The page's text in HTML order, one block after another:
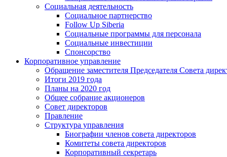
Социальная деятельность
Социальное партнерство
Follow Up Siberia
Социальные программы для персонала
Социальные инвестиции
Спонсорство
Корпоративное управление
Обращение заместителя Председателя Совета
Итоги 2019 года
Планы на 2020 год
Общее собрание акционеров
Совет директоров
Правление
Структура управления
Биографии членов совета директоров
Комитеты совета директоров
Корпоративный секретарь